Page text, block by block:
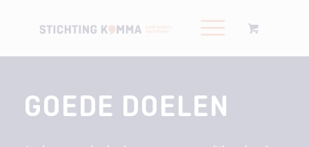
GOEDE DOELEN